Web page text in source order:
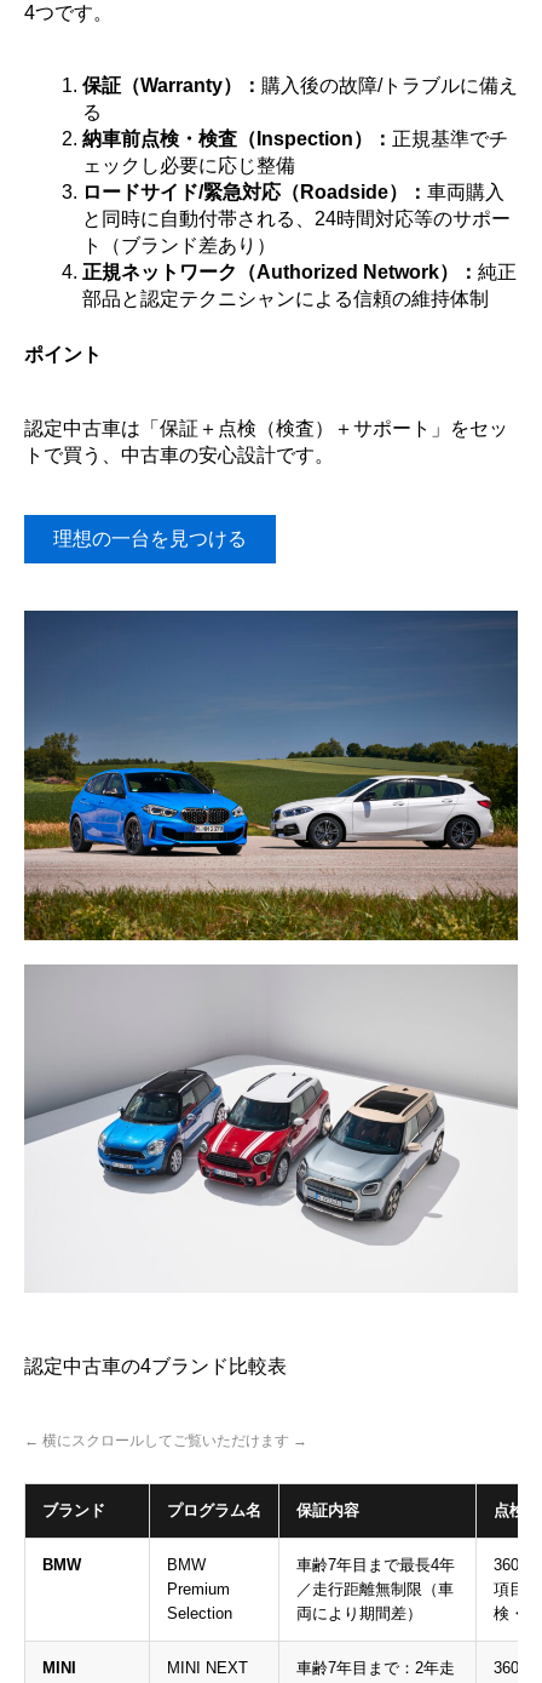
4つです。
保証（Warranty）： 購入後の故障/トラブルに備え
る
納車前点検・検査（Inspection）： 正規基準でチ
ェックし必要に応じ整備
ロードサイド/緊急対応（Roadside）： 車両購入
と同時に自動付帯される、24時間対応等のサポー
ト（ブランド差あり）
正規ネットワーク（Authorized Network）： 純正
部品と認定テクニシャンによる信頼の維持体制
ポイント
認定中古車は「保証＋点検（検査）＋サポート」をセッ
トで買う、中古車の安心設計です。
理想の一台を見つける
認定中古車の4ブランド比較表
← 横にスクロールしてご覧いただけます →
ブランド プログラム名 保証内容 点検/
BMW
BMW
Premium
Selection
車齢7年目まで最長4年
／走行距離無制限（車
両により期間差）
360°
項目
検・
MINI MINI NEXT
車齢7年目まで：2年走
360°